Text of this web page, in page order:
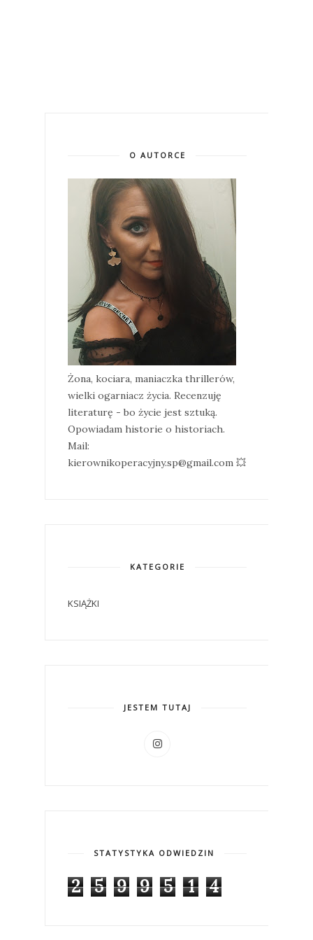
O AUTORCE
Żona, kociara, maniaczka thrillerów,
wielki ogarniacz życia. Recenzuję
literaturę - bo życie jest sztuką.
Opowiadam historie o historiach.
Mail:
kierownikoperacyjny.sp@gmail.com 💥
KATEGORIE
KSIĄŻKI
JESTEM TUTAJ
STATYSTYKA ODWIEDZIN
2 5 9 9 5 1 4